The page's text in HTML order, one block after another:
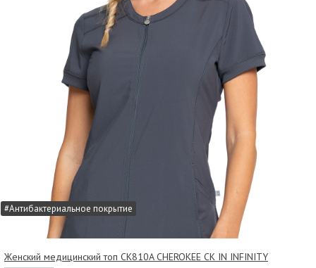
#Антибактериальное покрытие
Женский медицинский топ CK810A CHEROKEE CK IN INFINITY